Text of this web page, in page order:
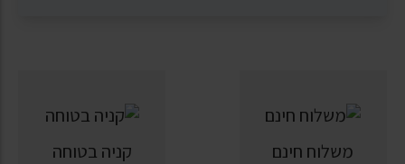
משלוח חינם קניה בטוחה